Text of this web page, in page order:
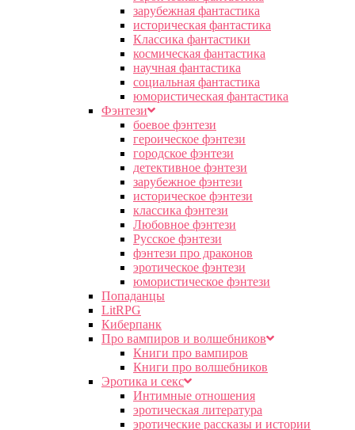
зарубежная фантастика
историческая фантастика
Классика фантастики
космическая фантастика
научная фантастика
социальная фантастика
юмористическая фантастика
Фэнтези
боевое фэнтези
героическое фэнтези
городское фэнтези
детективное фэнтези
зарубежное фэнтези
историческое фэнтези
классика фэнтези
Любовное фэнтези
Русское фэнтези
фэнтези про драконов
эротическое фэнтези
юмористическое фэнтези
Попаданцы
LitRPG
Киберпанк
Про вампиров и волшебников
Книги про вампиров
Книги про волшебников
Эротика и секс
Интимные отношения
эротическая литература
эротические рассказы и истории